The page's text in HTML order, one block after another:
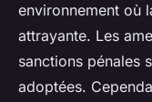
environnement où
attrayante. Les
sanctions pénales
adoptées.